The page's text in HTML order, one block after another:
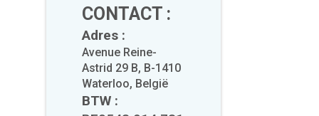
en Noord-Frankrijk, vanuit Nijvel. U zult
CONTACT :
Adres :
Avenue Reine-
Astrid 29 B, B-1410
Waterloo, België
BTW :